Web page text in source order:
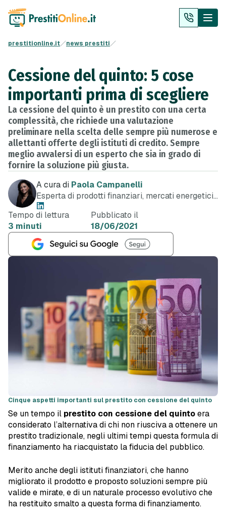
prestitionline.it news prestiti
Cessione del quinto: 5 cose
importanti prima di scegliere
La cessione del quinto è un prestito con una certa
complessità, che richiede una valutazione
preliminare nella scelta delle sempre più numerose e
allettanti offerte degli istituti di credito. Sempre
meglio avvalersi di un esperto che sia in grado di
fornire la soluzione più giusta.
A cura di Paola Campanelli
Esperta di prodotti finanziari, mercati energetici
e telefonia
Tempo di lettura
3 minuti
Pubblicato il
18/06/2021
Cinque aspetti importanti sul prestito con cessione del quinto
Se un tempo il prestito con cessione del quintoera
considerato l’alternativa di chi non riusciva a ottenere un
prestito tradizionale, negli ultimi tempi questa formula di
finanziamento ha riacquistato la fiducia del pubblico.
Merito anche degli istituti finanziatori, che hanno
migliorato il prodotto e proposto soluzioni sempre più
valide e mirate, e di un naturale processo evolutivo che
ha restituito smalto a questa forma di finanziamento.